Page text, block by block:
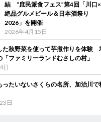
結 “庶民派食フェス”第4回「川口×
絶品グルメビール＆日本酒祭り
2026」を開催
2026年4月15日
た秋野菜を使って芋煮作りを体験
ファミリーランドむさしの村」
日
ったいないさくらの名所、加治川で
日